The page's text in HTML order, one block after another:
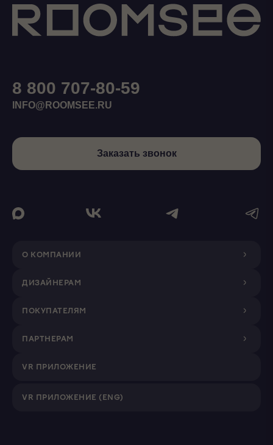
О КОМПАНИИ
ДИЗАЙНЕРАМ
ПОКУПАТЕЛЯМ
ПАРТНЕРАМ
VR ПРИЛОЖЕНИЕ
VR ПРИЛОЖЕНИЕ (ENG)
8 800 707-80-59
INFO@ROOMSEE.RU
Заказать звонок